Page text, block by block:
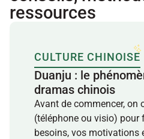
ressources
CULTURE CHINOISE
Duanju : le
dramas chinois
Avant de commencer, on
(téléphone ou visio) pour
besoins, vos motivations